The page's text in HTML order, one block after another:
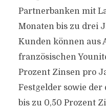
Partnerbanken mit
Monaten bis zu drei
Kunden können aus
französischen
Prozent Zinsen pro
Festgelder sowie der
bis zu 0,50 Prozent